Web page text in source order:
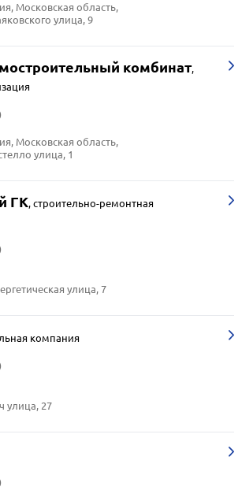
Московская область,
улица, 9
комбинат,
Московская область,
улица, 1
ГК,строительно-ремонтная
улица, 7
компания
улица, 27